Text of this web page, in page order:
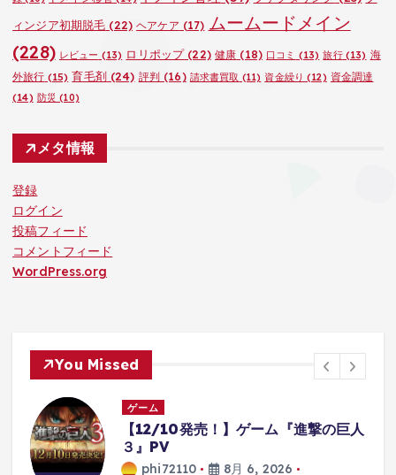
ィンジア初期脱毛 (22) ヘアケア (17) ムームードメイン
(228) レビュー (13) ロリポップ(22) 健康 (18) 口コミ (13) 旅行(13) 海
外旅行 (15) 育毛剤(24) 評判 (16) 請求書買取 (11) 資金繰り (12) 資金調達
(14) 防災 (10)
メタ情報
登録
ログイン
投稿フィード
コメントフィード
WordPress.org
You Missed
ゲーム
【クレーンゲーム】規格外の超デカ箱
がヤバイ！最新プライズフィギュア登
場初日攻略！